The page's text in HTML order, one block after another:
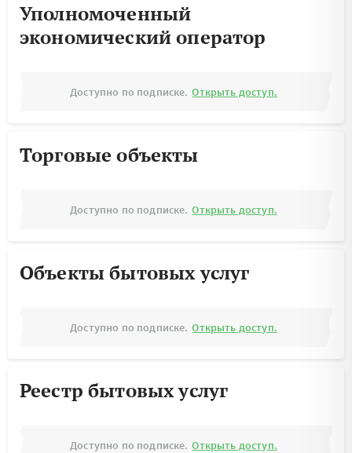
Уполномоченный
экономический оператор
Доступно по подписке. Открыть доступ.
Торговые объекты
Доступно по подписке. Открыть доступ.
Объекты бытовых услуг
Доступно по подписке. Открыть доступ.
Реестр бытовых услуг
Доступно по подписке. Открыть доступ.